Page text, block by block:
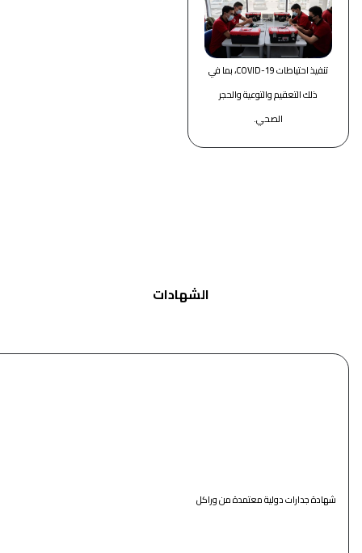
تنفيذ احتياطات COVID-19، بما في
ذلك التعقيم والتوعية والحجر
الصحي.
الشهادات
شهادة جدارات دولية معتمدة من وراكل